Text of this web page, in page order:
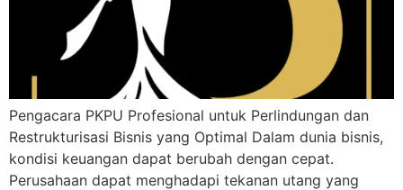
Pengacara PKPU Profesional untuk Perlindungan dan
Restrukturisasi Bisnis yang Optimal Dalam dunia bisnis,
kondisi keuangan dapat berubah dengan cepat.
Perusahaan dapat menghadapi tekanan utang yang